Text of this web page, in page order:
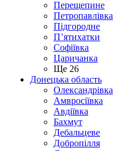
Перещепине
Петропавлівка
Підгородне
П’ятихатки
Софіївка
Царичанка
Ще 26
Донецька область
Олександрівка
Амвросіївка
Авдіївка
Бахмут
Дебальцеве
Добропілля